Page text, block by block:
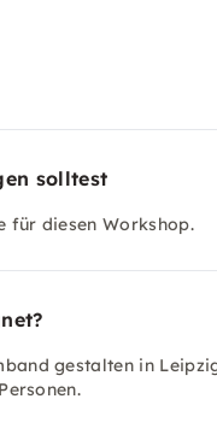
solltest
für diesen Workshop.
gestalten in